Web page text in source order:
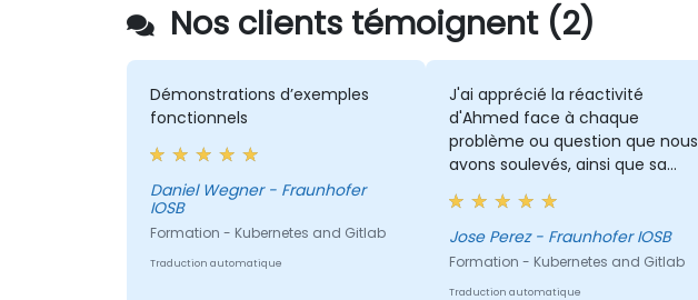
Nos clients témoignent (2)
Démonstrations d’exemples
fonctionnels
Daniel Wegner - Fraunhofer
IOSB
Formation - Kubernetes and Gitlab
Traduction automatique
J'ai apprécié la réactivité
d'Ahmed face à chaque
problème ou question que nous
avons soulevés, ainsi que sa
capacité à apporter des
réponses claires à chacun
d'eux, tout en fournissant des
éclaircissements sur d'autres
Jose Perez - Fraunhofer IOSB
Formation - Kubernetes and Gitlab
Traduction automatique